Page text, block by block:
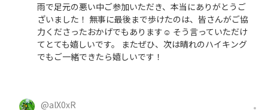
雨で足元の悪い中ご参加いただき、本当にありがとうご
ざいました！ 無事に最後まで歩けたのは、皆さんがご協
力くださったおかげでもあります☺️ そう言っていただけ
てとても嬉しいです。 またぜひ、次は晴れのハイキング
でもご一緒できたら嬉しいです！
@alX0xR